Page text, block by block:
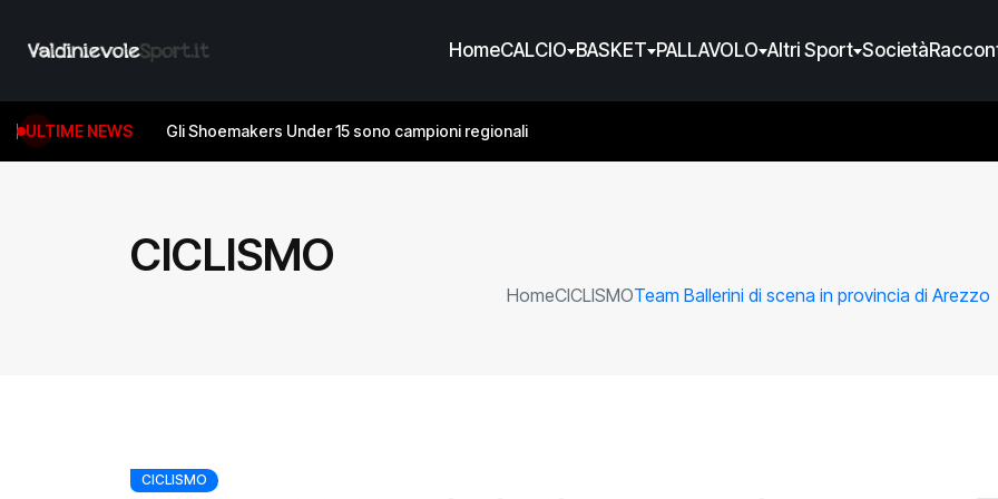
HomeCALCIO BASKET PALLAVOLO Altri Sport Società
ULTIME NEWS Gli Shoemakers Under 15 sono campioni regionali
CICLISMO
HomeCICLISMOTeam Ballerini di scena in provincia di Arezzo
CICLISMO